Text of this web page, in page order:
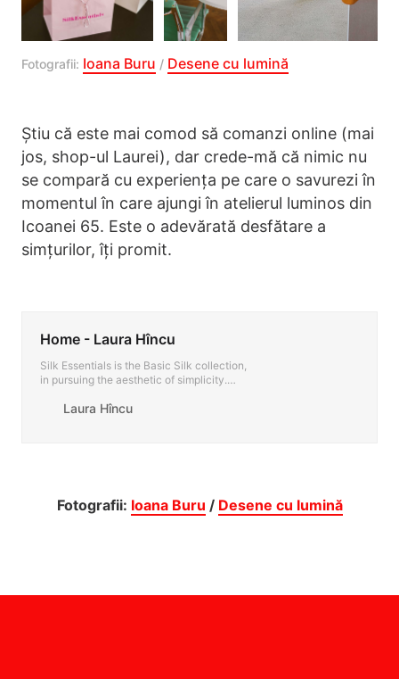
Fotografii: Ioana Buru / Desene cu lumină
Știu că este mai comod să comanzi online (mai
jos, shop-ul Laurei), dar crede-mă că nimic nu
se compară cu experiența pe care o savurezi în
momentul în care ajungi în atelierul luminos din
Icoanei 65. Este o adevărată desfătare a
simțurilor, îți promit.
Home - Laura Hîncu
Silk Essentials is the Basic Silk collection,
in pursuing the aesthetic of simplicity.
spare time.
Laura Hîncu
Fotografii: Ioana Buru / Desene cu lumină